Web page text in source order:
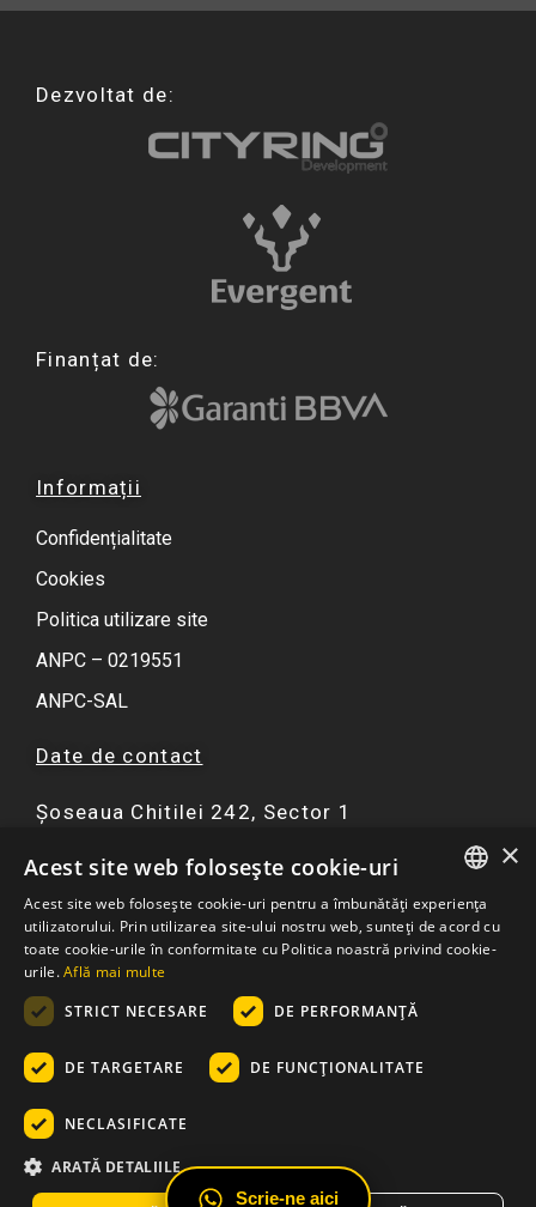
Scrie-ne aici
Dezvoltat de:
Finanțat de:
Informații
Confidențialitate
Cookies
Politica utilizare site
ANPC – 0219551
ANPC-SAL
Date de contact
Șoseaua Chitilei 242, Sector 1
F
c
e
b
o
k
I
n
s
t
a
g
a
Y
u
t
b
W
h
a
t
a
p
☏ 0751 299 402
contact@atriaresort.ro
Rezidential Bucuresti
ROMANIAN
ENGLISH
×
Acest site web folosește cookie-uri
Acest site web folosește cookie-uri pentru a îmbunătăți experiența
utilizatorului. Prin utilizarea site-ului nostru web, sunteți de acord cu
toate cookie-urile în conformitate cu Politica noastră privind cookie-
urile.Află mai multe
STRICT NECESARE
DE PERFORMANȚĂ
DE TARGETARE DE FUNCŢIONALITATE
NECLASIFICATE
ARATĂ DETALIILE